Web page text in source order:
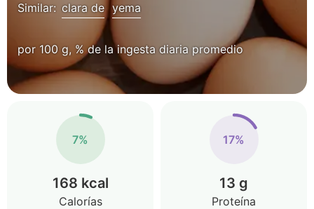
Similar: clara de yema
por 100 g, % de la ingesta diaria promedio
7%
168 kcal
Calorías
17%
13 g
Proteína